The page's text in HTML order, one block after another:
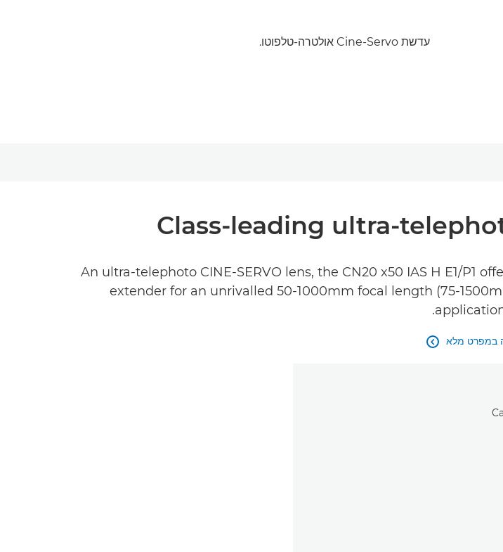
עדשת Cine-Servo אולטרה-טלפוטו.
Class-leading ultra-
An ultra-telephoto CINE-SERVO lens, the CN20 x50 IAS H E1/P1
extender for an unrivalled 50-1000mm focal length (75-
במפרט מלא 